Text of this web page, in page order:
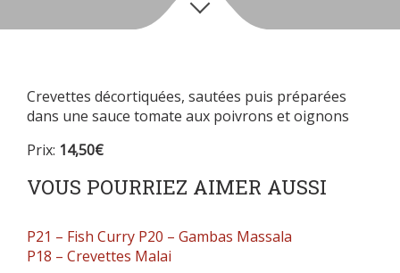
Crevettes décortiquées, sautées puis préparées
dans une sauce tomate aux poivrons et oignons
Prix: 14,50€
VOUS POURRIEZ AIMER AUSSI
P21 – Fish Curry P20 – Gambas Massala
P18 – Crevettes Malai